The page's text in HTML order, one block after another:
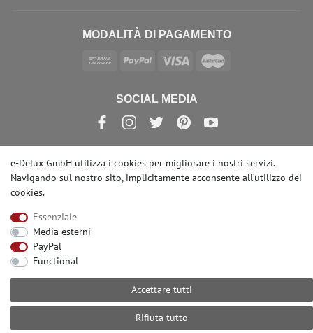
MODALITÀ DI PAGAMENTO
SOCIAL MEDIA
© Copyright 2026 | e-Delux GmbH
e-Delux GmbH utilizza i cookies per migliorare i nostri servizi.
Navigando sul nostro sito, implicitamente acconsente all’utilizzo dei
cookies.
Essenziale
Media esterni
PayPal
Functional
Accettare tutti
Rifiuta tutto